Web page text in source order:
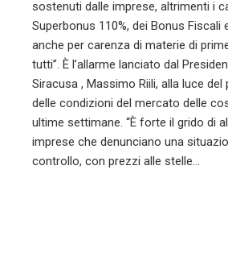
sostenuti dalle imprese, altrimenti i
Superbonus 110%, dei Bonus Fiscali
anche per carenza di materie di
tutti”. È l’allarme lanciato dal
Siracusa , Massimo Riili, alla luce
delle condizioni del mercato delle
ultime settimane. “È forte il grido di
imprese che denunciano una
controllo, con prezzi alle stelle…